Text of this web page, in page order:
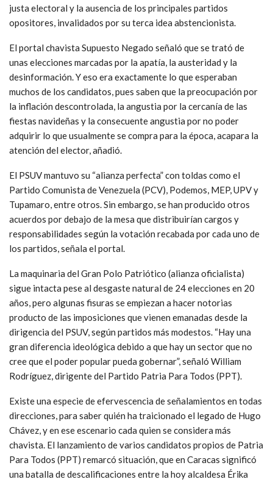
justa electoral y la ausencia de los principales partidos
opositores, invalidados por su terca idea abstencionista.
El portal chavista Supuesto Negado señaló que se trató de
unas elecciones marcadas por la apatía, la austeridad y la
desinformación. Y eso era exactamente lo que esperaban
muchos de los candidatos, pues saben que la preocupación por
la inflación descontrolada, la angustia por la cercanía de las
fiestas navideñas y la consecuente angustia por no poder
adquirir lo que usualmente se compra para la época, acapara la
atención del elector, añadió.
El PSUV mantuvo su “alianza perfecta” con toldas como el
Partido Comunista de Venezuela (PCV), Podemos, MEP, UPV y
Tupamaro, entre otros. Sin embargo, se han producido otros
acuerdos por debajo de la mesa que distribuirían cargos y
responsabilidades según la votación recabada por cada uno de
los partidos, señala el portal.
La maquinaria del Gran Polo Patriótico (alianza oficialista)
sigue intacta pese al desgaste natural de 24 elecciones en 20
años, pero algunas fisuras se empiezan a hacer notorias
producto de las imposiciones que vienen emanadas desde la
dirigencia del PSUV, según partidos más modestos. “Hay una
gran diferencia ideológica debido a que hay un sector que no
cree que el poder popular pueda gobernar”, señaló William
Rodríguez, dirigente del Partido Patria Para Todos (PPT).
Existe una especie de efervescencia de señalamientos en todas
direcciones, para saber quién ha traicionado el legado de Hugo
Chávez, y en ese escenario cada quien se considera más
chavista. El lanzamiento de varios candidatos propios de Patria
Para Todos (PPT) remarcó situación, que en Caracas significó
una batalla de descalificaciones entre la hoy alcaldesa Érika